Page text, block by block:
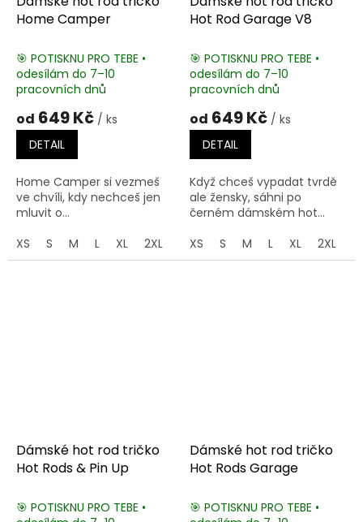
Home Camper
🎯 POTISKNU PRO TEBE •
odesílám do 7–10
pracovních dnů
od 649 Kč / ks
DETAIL
Home Camper si vezmeš
ve chvíli, kdy nechceš jen
mluvit o...
XS
S M L XL 2XL 3XL
Hot Rod Garage V8
🎯 POTISKNU PRO TEBE •
odesílám do 7–10
pracovních dnů
od 649 Kč / ks
DETAIL
Když chceš vypadat tvrdě
ale žensky, sáhni po
černém dámském hot...
XS
S M L XL 2XL
Dámské hot rod tričko
Hot Rods & Pin Up
🎯 POTISKNU PRO TEBE •
Dámské hot rod tričko
Hot Rods Garage
🎯 POTISKNU PRO TEBE •